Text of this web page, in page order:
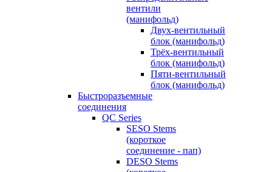
вентили
(манифольд)
Двух-вентильный
блок (манифольд)
Трёх-вентильный
блок (манифольд)
Пяти-вентильный
блок (манифольд)
Быстроразъемные
соединения
QC Series
SESO Stems
(короткое
соединение - пап)
DESO Stems